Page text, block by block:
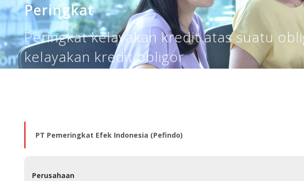
Peringkat
Peringkat kelayakan kredit atas suatu
kelayakan kredit obligor
PT Pemeringkat Efek Indonesia (Pefindo)
Perusahaan